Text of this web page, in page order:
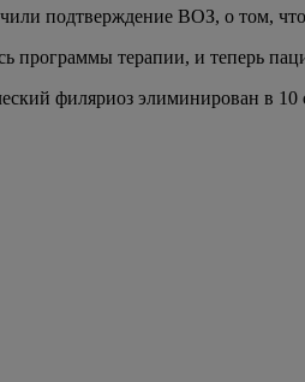
подтверждение ВОЗ, о том,
программы терапии, и теперь
филяриоз элиминирован в